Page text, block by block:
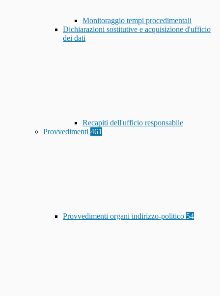
Monitoraggio tempi procedimentali
Dichiarazioni sostitutive e acquisizione d'ufficio
dei dati
Recapiti dell'ufficio responsabile
Provvedimenti 461
Provvedimenti organi indirizzo-politico 54